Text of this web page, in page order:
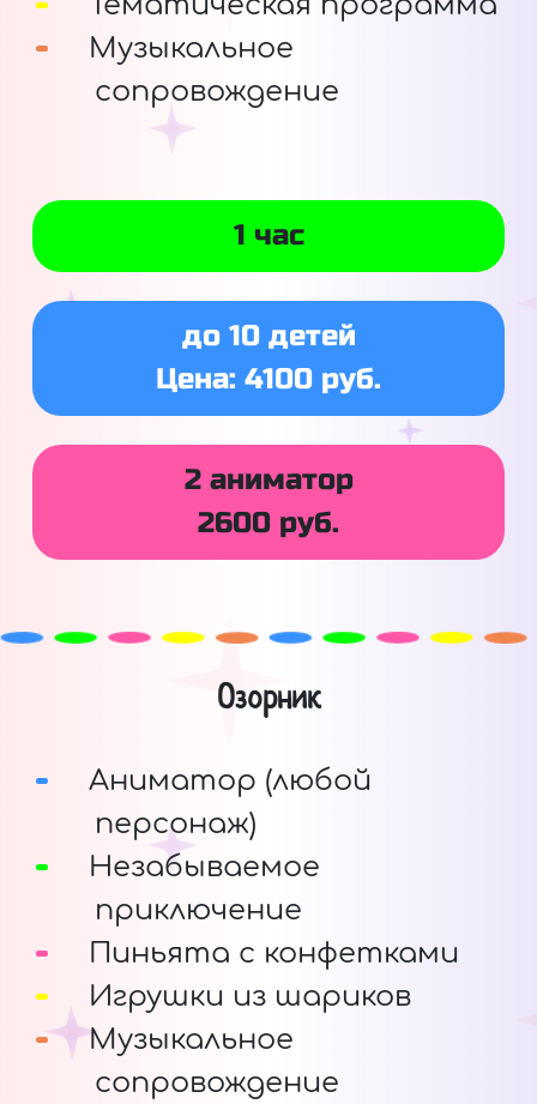
Музыкальное
сопровождение
1 час
до 10 детей
Цена: 4100 руб.
2 аниматор
2600 руб.
Озорник
Аниматор (любой
персонаж)
Незабываемое
приключение
Пиньята с конфетками
Игрушки из шариков
Музыкальное
сопровождение